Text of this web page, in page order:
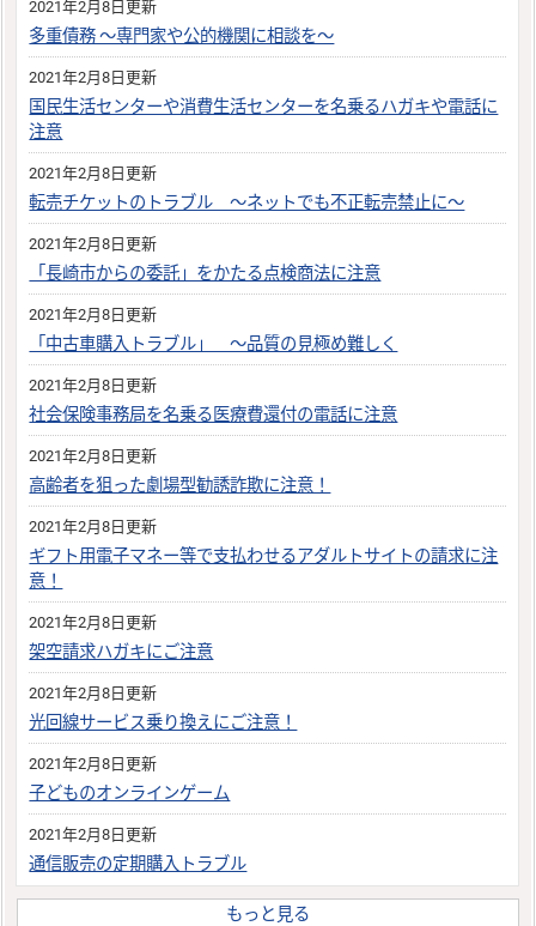
2021年2月8日更新
多重債務 〜専門家や公的機関に相談を〜
2021年2月8日更新
国民生活センターや消費生活センターを名乗るハガキや電話に
注意
2021年2月8日更新
転売チケットのトラブル 〜ネットでも不正転売禁止に〜
2021年2月8日更新
「長崎市からの委託」をかたる点検商法に注意
2021年2月8日更新
「中古車購入トラブル」 〜品質の見極め難しく
2021年2月8日更新
社会保険事務局を名乗る医療費還付の電話に注意
2021年2月8日更新
高齢者を狙った劇場型勧誘詐欺に注意！
2021年2月8日更新
ギフト用電子マネー等で支払わせるアダルトサイトの請求に注
意！
2021年2月8日更新
架空請求ハガキにご注意
2021年2月8日更新
光回線サービス乗り換えにご注意！
2021年2月8日更新
子どものオンラインゲーム
2021年2月8日更新
通信販売の定期購入トラブル
もっと見る